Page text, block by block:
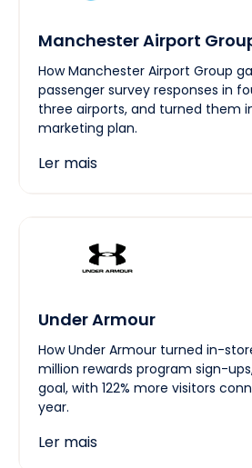
Manchester Airport
How Manchester Airport Group
passenger survey responses in
three airports, and turned them
marketing plan.
Ler mais
Under Armour
How Under Armour turned in-
million rewards program sign-
goal, with 122% more visitors
year.
Ler mais